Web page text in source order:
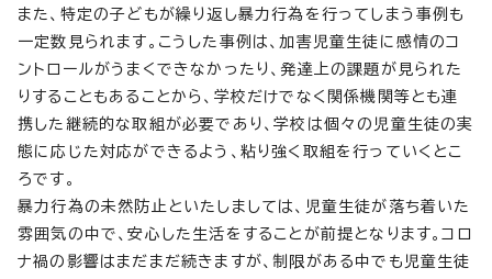
また、特定の子どもが繰り返し暴力行為を行ってしまう事例も
一定数見られます。こうした事例は、加害児童生徒に感情のコ
ントロールがうまくできなかったり、発達上の課題が見られた
りすることもあることから、学校だけでなく関係機関等とも連
携した継続的な取組が必要であり、学校は個々の児童生徒の実
態に応じた対応ができるよう、粘り強く取組を行っていくとこ
ろです。
暴力行為の未然防止といたしましては、児童生徒が落ち着いた
雰囲気の中で、安心した生活をすることが前提となります。コロ
ナ禍の影響はまだまだ続きますが、制限がある中でも児童生徒